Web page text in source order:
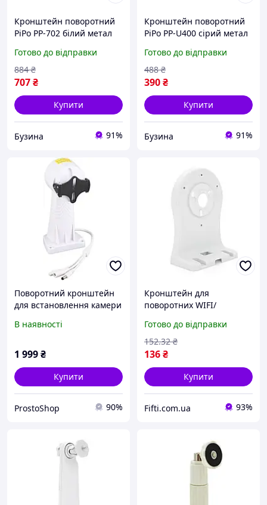
Кронштейн поворотний
PiPo PP-702 білий метал
камер з фіксацією кута
buzyna
Готово до відправки
707₴
884 ₴
Купити
Бузина 91%
Кронштейн поворотний
PiPo PP-U400 сірий метал
кріплення для камер
buzyna
Готово до відправки
390₴
488 ₴
Купити
Бузина 91%
Поворотний кронштейн
для встановлення камери
відеоспостереження
В наявності
1 999₴
Купити
ProstoShop 90%
Кронштейн для
поворотних WIFI/
пластик
Готово до відправки
136₴
152.32 ₴
Купити
Fifti.com.ua 93%